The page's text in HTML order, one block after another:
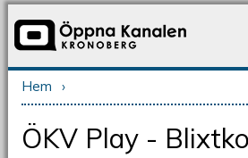
Du är här
Hem ›
ÖKV Play -